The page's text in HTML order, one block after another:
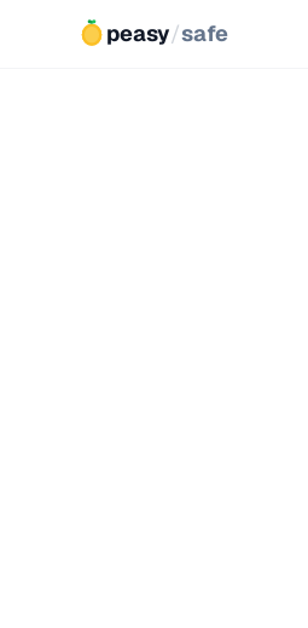
peasy/safe